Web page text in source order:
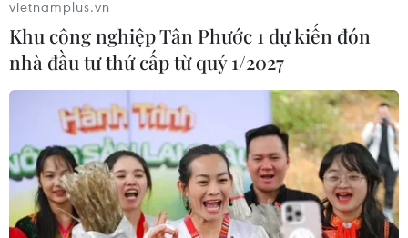
vietnamplus.vn
Khu công nghiệp Tân Phước 1 dự kiến đón
nhà đầu tư thứ cấp từ quý 1/2027